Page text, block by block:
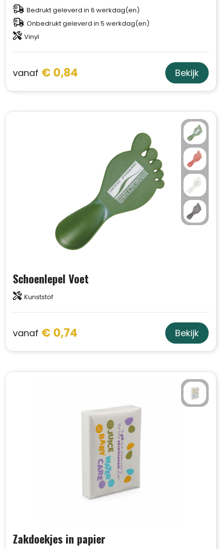
Bedrukt geleverd in 6 werkdag(en)
Onbedrukt geleverd in 5 werkdag(en)
Vinyl
vanaf € 0,84 Bekijk
Schoenlepel Voet
Kunststof
vanaf € 0,74 Bekijk
Zakdoekjes in papier